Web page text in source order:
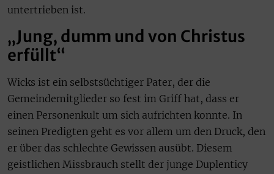
untertrieben ist.
„Jung, dumm und von Christus
erfüllt“
Wicks ist ein selbstsüchtiger Pater, der die
Gemeindemitglieder so fest im Griff hat, dass er
einen Personenkult um sich aufrichten konnte. In
seinen Predigten geht es vor allem um den Druck, den
er über das schlechte Gewissen ausübt. Diesem
geistlichen Missbrauch stellt der junge Duplenticy